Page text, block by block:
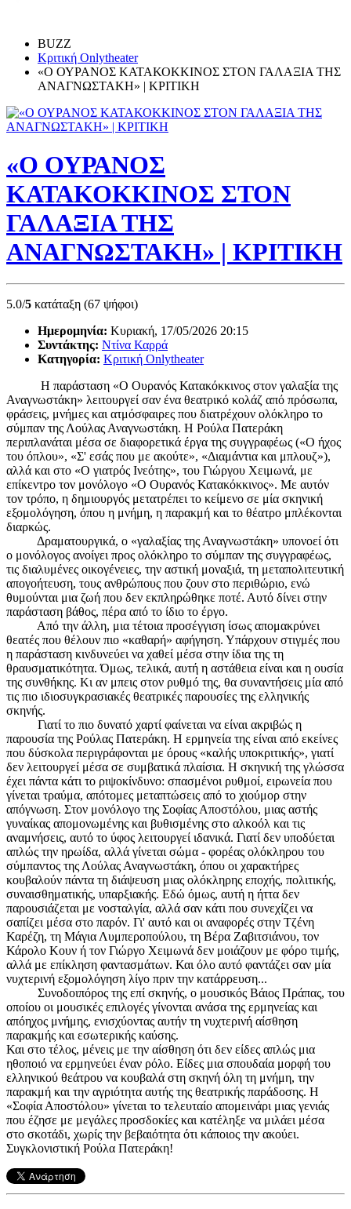
BUZZ
Κριτική Onlytheater
«Ο ΟΥΡΑΝΟΣ ΚΑΤΑΚΟΚΚΙΝΟΣ ΣΤΟΝ ΓΑΛΑΞΙΑ ΤΗΣ
ΑΝΑΓΝΩΣΤΑΚΗ» | ΚΡΙΤΙΚΗ
«Ο ΟΥΡΑΝΟΣ
ΚΑΤΑΚΟΚΚΙΝΟΣ ΣΤΟΝ
ΓΑΛΑΞΙΑ ΤΗΣ
ΑΝΑΓΝΩΣΤΑΚΗ» | ΚΡΙΤΙΚΗ
5.0/5 κατάταξη (67 ψήφοι)
Ημερομηνία: Κυριακή, 17/05/2026 20:15
Συντάκτης: Ντίνα Καρρά
Κατηγορία: Κριτική Onlytheater
Η παράσταση «Ο Ουρανός Κατακόκκινος στον γαλαξία της
Αναγνωστάκη» λειτουργεί σαν ένα θεατρικό κολάζ από πρόσωπα,
φράσεις, μνήμες και ατμόσφαιρες που διατρέχουν ολόκληρο το
σύμπαν της Λούλας Αναγνωστάκη. Η Ρούλα Πατεράκη
περιπλανάται μέσα σε διαφορετικά έργα της συγγραφέως («Ο ήχος
του όπλου», «Σ' εσάς που με ακούτε», «Διαμάντια και μπλουζ»),
αλλά και στο «Ο γιατρός Ινεότης», του Γιώργου Χειμωνά, με
επίκεντρο τον μονόλογο «Ο Ουρανός Κατακόκκινος». Με αυτόν
τον τρόπο, η δημιουργός μετατρέπει το κείμενο σε μία σκηνική
εξομολόγηση, όπου η μνήμη, η παρακμή και το θέατρο μπλέκονται
διαρκώς.
Δραματουργικά, ο «γαλαξίας της Αναγνωστάκη» υπονοεί ότι
ο μονόλογος ανοίγει προς ολόκληρο το σύμπαν της συγγραφέως,
τις διαλυμένες οικογένειες, την αστική μοναξιά, τη μεταπολιτευτική
απογοήτευση, τους ανθρώπους που ζουν στο περιθώριο, ενώ
θυμούνται μια ζωή που δεν εκπληρώθηκε ποτέ. Αυτό δίνει στην
παράσταση βάθος, πέρα από το ίδιο το έργο.
Από την άλλη, μια τέτοια προσέγγιση ίσως απομακρύνει
θεατές που θέλουν πιο «καθαρή» αφήγηση. Υπάρχουν στιγμές που
η παράσταση κινδυνεύει να χαθεί μέσα στην ίδια της τη
θραυσματικότητα. Όμως, τελικά, αυτή η αστάθεια είναι και η ουσία
της συνθήκης. Κι αν μπεις στον ρυθμό της, θα συναντήσεις μία από
τις πιο ιδιοσυγκρασιακές θεατρικές παρουσίες της ελληνικής
σκηνής.
Γιατί το πιο δυνατό χαρτί φαίνεται να είναι ακριβώς η
παρουσία της Ρούλας Πατεράκη. Η ερμηνεία της είναι από εκείνες
που δύσκολα περιγράφονται με όρους «καλής υποκριτικής», γιατί
δεν λειτουργεί μέσα σε συμβατικά πλαίσια. Η σκηνική της γλώσσα
έχει πάντα κάτι το ριψοκίνδυνο: σπασμένοι ρυθμοί, ειρωνεία που
γίνεται τραύμα, απότομες μεταπτώσεις από το χιούμορ στην
απόγνωση. Στον μονόλογο της Σοφίας Αποστόλου, μιας αστής
γυναίκας απομονωμένης και βυθισμένης στο αλκοόλ και τις
αναμνήσεις, αυτό το ύφος λειτουργεί ιδανικά. Γιατί δεν υποδύεται
απλώς την ηρωίδα, αλλά γίνεται σώμα - φορέας ολόκληρου του
σύμπαντος της Λούλας Αναγνωστάκη, όπου οι χαρακτήρες
κουβαλούν πάντα τη διάψευση μιας ολόκληρης εποχής, πολιτικής,
συναισθηματικής, υπαρξιακής. Εδώ όμως, αυτή η ήττα δεν
παρουσιάζεται με νοσταλγία, αλλά σαν κάτι που συνεχίζει να
σαπίζει μέσα στο παρόν. Γι' αυτό και οι αναφορές στην Τζένη
Καρέζη, τη Μάγια Λυμπεροπούλου, τη Βέρα Ζαβιτσιάνου, τον
Κάρολο Κουν ή τον Γιώργο Χειμωνά δεν μοιάζουν με φόρο τιμής,
αλλά με επίκληση φαντασμάτων. Και όλο αυτό φαντάζει σαν μία
νυχτερινή εξομολόγηση λίγο πριν την κατάρρευση...
Συνοδοιπόρος της επί σκηνής, ο μουσικός Βάιος Πράπας, του
οποίου οι μουσικές επιλογές γίνονται ανάσα της ερμηνείας και
απόηχος μνήμης, ενισχύοντας αυτήν τη νυχτερινή αίσθηση
παρακμής και εσωτερικής καύσης.
Και στο τέλος, μένεις με την αίσθηση ότι δεν είδες απλώς μια
ηθοποιό να ερμηνεύει έναν ρόλο. Είδες μια σπουδαία μορφή του
ελληνικού θεάτρου να κουβαλά στη σκηνή όλη τη μνήμη, την
παρακμή και την αγριότητα αυτής της θεατρικής παράδοσης. Η
«Σοφία Αποστόλου» γίνεται το τελευταίο απομεινάρι μιας γενιάς
που έζησε με μεγάλες προσδοκίες και κατέληξε να μιλάει μέσα
στο σκοτάδι, χωρίς την βεβαιότητα ότι κάποιος την ακούει.
Συγκλονιστική Ρούλα Πατεράκη!